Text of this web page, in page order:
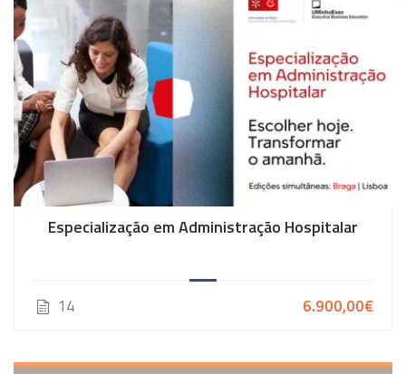
Especialização em Administração Hospitalar
14 6.900,00€